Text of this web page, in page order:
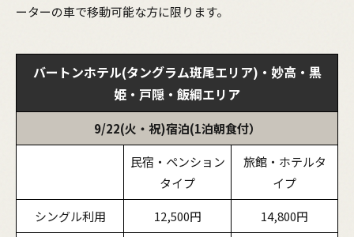
ーターの車で移動可能な方に限ります。
バートンホテル(タングラム斑尾エリア)・妙高・黒
姫・戸隠・飯綱エリア
9/22(火・祝)宿泊(1泊朝食付）
民宿・ペンション
タイプ
旅館・ホテルタ
イプ
シングル利用
12,500円
14,800円